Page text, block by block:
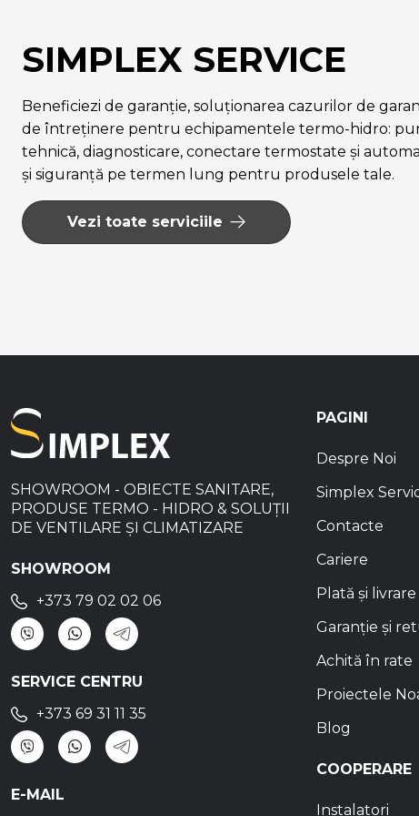
SIMPLEX SERVICE
Beneficiezi de garanție, soluționarea cazurilor de
de întreținere pentru echipamentele termo-hidro:
tehnică, diagnosticare, conectare termostate și
și siguranță pe termen lung pentru produsele tale.
Vezi toate serviciile
SHOWROOM - OBIECTE SANITARE,
PRODUSE TERMO - HIDRO & SOLUȚII
DE VENTILARE ȘI CLIMATIZARE
SHOWROOM
+373 79 02 02 06
SERVICE CENTRU
+373 69 31 11 35
E-MAIL
PAGINI
Despre Noi
Simplex
Contacte
Cariere
Plată și livrare
Garanție și
Achită în rate
Proiectele
Blog
COOPERARE
Instalatori